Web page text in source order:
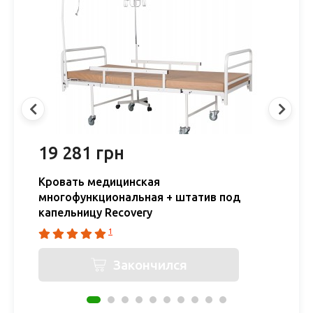
19 281 грн
Кровать медицинская
многофункциональная + штатив под
капельницу Recovery
1
Закончился